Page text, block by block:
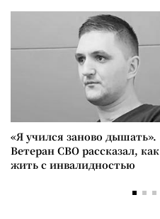
«Я учился заново дышать».
Ветеран СВО рассказал, как
жить с инвалидностью